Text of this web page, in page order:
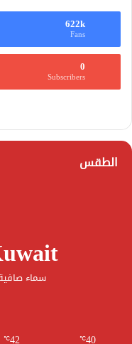
622k
Fans
0
Subscribers
الطقس
سماء
℃
℃